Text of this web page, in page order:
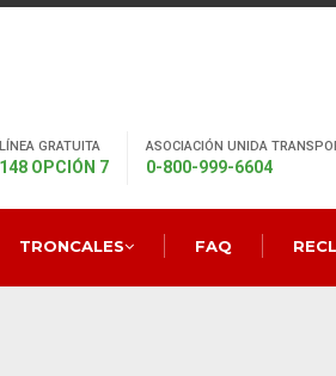
LÍNEA GRATUITA
148 OPCIÓN 7
ASOCIACIÓN UNIDA
0-800-999-6604
TRONCALES FAQ